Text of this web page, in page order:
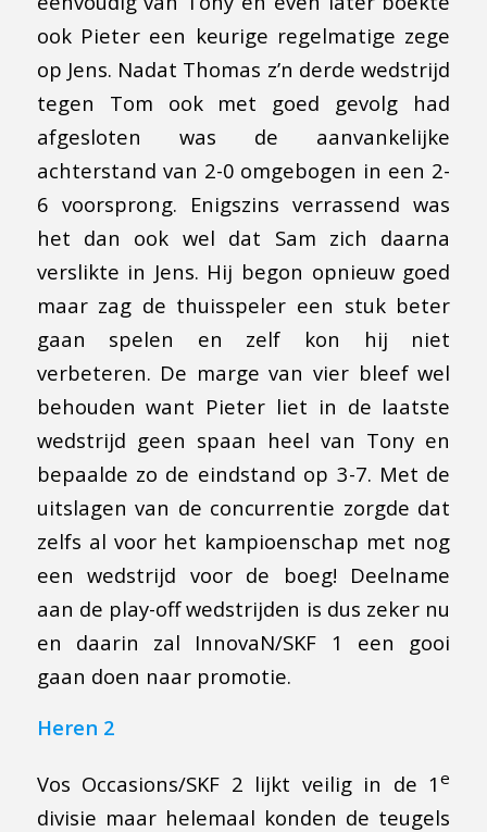
ook Pieter een keurige regelmatige zege
op Jens. Nadat Thomas z’n derde wedstrijd
tegen Tom ook met goed gevolg had
afgesloten was de aanvankelijke
achterstand van 2-0 omgebogen in een 2-
6 voorsprong. Enigszins verrassend was
het dan ook wel dat Sam zich daarna
verslikte in Jens. Hij begon opnieuw goed
maar zag de thuisspeler een stuk beter
gaan spelen en zelf kon hij niet
verbeteren. De marge van vier bleef wel
behouden want Pieter liet in de laatste
wedstrijd geen spaan heel van Tony en
bepaalde zo de eindstand op 3-7. Met de
uitslagen van de concurrentie zorgde dat
zelfs al voor het kampioenschap met nog
een wedstrijd voor de boeg! Deelname
aan de play-off wedstrijden is dus zeker nu
en daarin zal InnovaN/SKF 1 een gooi
gaan doen naar promotie.
Heren 2
Vos Occasions/SKF 2 lijkt veilig in de 1e
divisie maar helemaal konden de teugels